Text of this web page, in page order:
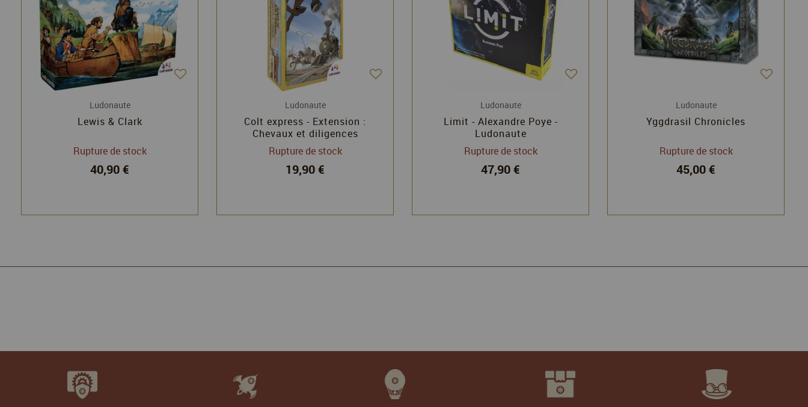
Ludonaute
Lewis & Clark
Rupture de stock
40,90 €
Ludonaute
Colt express - Extension :
Chevaux et diligences
Rupture de stock
19,90 €
Ludonaute
Limit - Alexandre Poye -
Ludonaute
Rupture de stock
47,90 €
Ludonaute
Yggdrasil Chronicles
Rupture de stock
45,00 €